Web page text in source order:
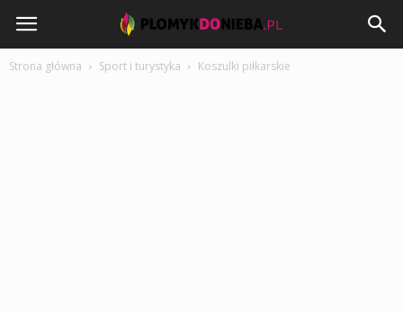
PlomykDoNieba.pl
Strona główna Sport i turystyka Koszulki piłkarskie